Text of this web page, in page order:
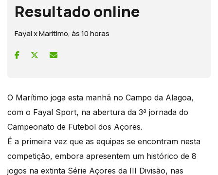
Resultado online
Fayal x Marítimo, às 10 horas
O Marítimo joga esta manhã no Campo da Alagoa,
com o Fayal Sport, na abertura da 3ª jornada do
Campeonato de Futebol dos Açores.
É a primeira vez que as equipas se encontram nesta
competição, embora apresentem um histórico de 8
jogos na extinta Série Açores da III Divisão, nas